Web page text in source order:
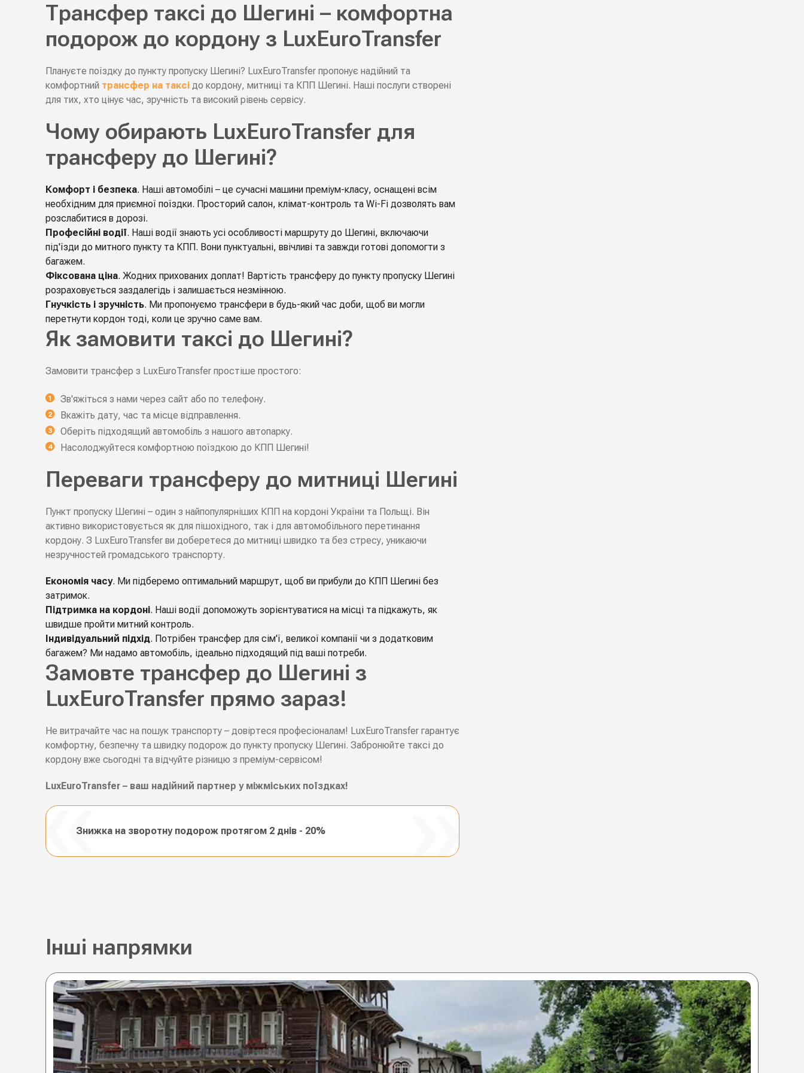
Трансфер таксі до Шегині – комфортна
подорож до кордону з LuxEuroTransfer
Плануєте поїздку до пункту пропуску Шегині? LuxEuroTransfer пропонує надійний та
комфортний трансфер на таксі до кордону, митниці та КПП Шегині. Наші послуги створені
для тих, хто цінує час, зручність та високий рівень сервісу.
Чому обирають LuxEuroTransfer для
трансферу до Шегині?
Комфорт і безпека. Наші автомобілі – це сучасні машини преміум-класу, оснащені всім
необхідним для приємної поїздки. Просторий салон, клімат-контроль та Wi-Fi дозволять вам
розслабитися в дорозі.
Професійні водії. Наші водії знають усі особливості маршруту до Шегині, включаючи
під'їзди до митного пункту та КПП. Вони пунктуальні, ввічливі та завжди готові допомогти з
багажем.
Фіксована ціна. Жодних прихованих доплат! Вартість трансферу до пункту пропуску Шегині
розраховується заздалегідь і залишається незмінною.
Гнучкість і зручність. Ми пропонуємо трансфери в будь-який час доби, щоб ви могли
перетнути кордон тоді, коли це зручно саме вам.
Як замовити таксі до Шегині?
Замовити трансфер з LuxEuroTransfer простіше простого:
Зв'яжіться з нами через сайт або по телефону.
Вкажіть дату, час та місце відправлення.
Оберіть підходящий автомобіль з нашого автопарку.
Насолоджуйтеся комфортною поїздкою до КПП Шегині!
Переваги трансферу до митниці Шегині
Пункт пропуску Шегині – один з найпопулярніших КПП на кордоні України та Польщі. Він
активно використовується як для пішохідного, так і для автомобільного перетинання
кордону. З LuxEuroTransfer ви доберетеся до митниці швидко та без стресу, уникаючи
незручностей громадського транспорту.
Економія часу. Ми підберемо оптимальний маршрут, щоб ви прибули до КПП Шегині без
затримок.
Підтримка на кордоні. Наші водії допоможуть зорієнтуватися на місці та підкажуть, як
швидше пройти митний контроль.
Індивідуальний підхід. Потрібен трансфер для сім'ї, великої компанії чи з додатковим
багажем? Ми надамо автомобіль, ідеально підходящий під ваші потреби.
Замовте трансфер до Шегині з
LuxEuroTransfer прямо зараз!
Не витрачайте час на пошук транспорту – довіртеся професіоналам! LuxEuroTransfer гарантує
комфортну, безпечну та швидку подорож до пункту пропуску Шегині. Забронюйте таксі до
кордону вже сьогодні та відчуйте різницю з преміум-сервісом!
LuxEuroTransfer – ваш надійний партнер у міжміських поїздках!
Знижка на зворотну подорож протягом 2 днів - 20%
Інші напрямки